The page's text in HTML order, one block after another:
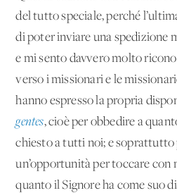
del tutto speciale, perché
di poter inviare una spedizione
e mi sento davvero molto
verso i missionari e le
hanno espresso la propria
gentes, cioè per obbedire a
chiesto a tutti noi; e soprattutto
un’opportunità per toccare con
quanto il Signore ha come suo